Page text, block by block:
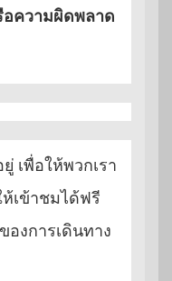
ความผิดพลาด
เพื่อให้พวกเรา
เข้าชมได้ฟรี
งการเดินทาง